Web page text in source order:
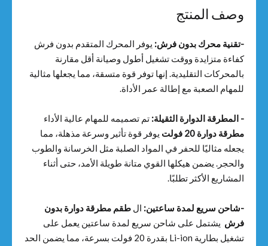
وصف المنتج
-تقنية محرك بدون فرش: يوفر المحرك المتقدم بدون فرش
كفاءة متزايدة ووقت تشغيل أطول وصيانة أقل مقارنة
بالمحركات التقليدية. إنها توفر قوة متسقة، مما يجعلها مثالية
للمهام الصعبة مع إطالة عمر الأداة.
- المطرقة الدوارة الثقيلة: تم تصميمه للمهام عالية الأداء
مطرقة دوارة 20 فولت
يوفر قوة تأثير وسرعة مذهلة، مما
يجعله مثاليًا للحفر في المواد الصلبة مثل الخرسانة والطوب
والحجر. يضمن هيكلها القوي متانة طويلة الأمد، حتى أثناء
المشاريع الأكثر تطلبًا.
-شاحن سريع لمدة ساعتين: ال طقم مطرقة دوارة بدون
فرش يشتمل على شاحن سريع لمدة ساعتين يعمل على
تشغيل بطارية Li-ion بقدرة 20 فولت بسرعة، مما يضمن الحد